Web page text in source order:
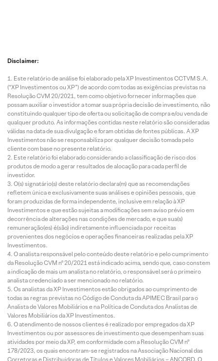
Disclaimer:
Este relatório de análise foi elaborado pela XP Investimentos CCTVM S.A.
(“XP Investimentos ou XP”) de acordo com todas as exigências previstas na
Resolução CVM 20/2021, tem como objetivo fornecer informações que
possam auxiliar o investidor a tomar sua própria decisão de investimento, não
constituindo qualquer tipo de oferta ou solicitação de compra e/ou venda de
qualquer produto. As informações contidas neste relatório são consideradas
válidas na data de sua divulgação e foram obtidas de fontes públicas. A XP
Investimentos não se responsabiliza por qualquer decisão tomada pelo
cliente com base no presente relatório.
Este relatório foi elaborado considerando a classificação de risco dos
produtos de modo a gerar resultados de alocação para cada perfil de
investidor.
O(s) signatário(s) deste relatório declara(m) que as recomendações
refletem única e exclusivamente suas análises e opiniões pessoais, que
foram produzidas de forma independente, inclusive em relação à XP
Investimentos e que estão sujeitas a modificações sem aviso prévio em
decorrência de alterações nas condições de mercado, e que sua(s)
remuneração(es) é(são) indiretamente influenciada por receitas
provenientes dos negócios e operações financeiras realizadas pela XP
Investimentos.
O analista responsável pelo conteúdo deste relatório e pelo cumprimento
da Resolução CVM nº 20/2021 está indicado acima, sendo que, caso constem
a indicação de mais um analista no relatório, o responsável será o primeiro
analista credenciado a ser mencionado no relatório.
Os analistas da XP Investimentos estão obrigados ao cumprimento de
todas as regras previstas no Código de Conduta da APIMEC Brasil para o
Analista de Valores Mobiliários e na Política de Conduta dos Analistas de
Valores Mobiliários da XP Investimentos.
O atendimento de nossos clientes é realizado por empregados da XP
Investimentos ou por assessores de investimento que desempenham suas
atividades por meio da XP, em conformidade com a Resolução CVM nº
178/2023, os quais encontram-se registrados na Associação Nacional das
Corretoras e Distribuidoras de Títulos e Valores Mobiliários – ANCORD. O